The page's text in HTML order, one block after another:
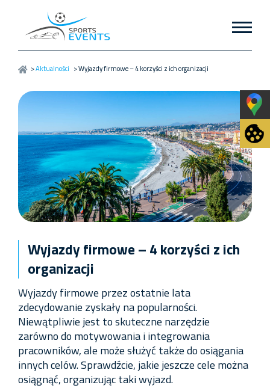
>Aktualności >Wyjazdy firmowe – 4 korzyści z ich organizacji
Wyjazdy firmowe – 4 korzyści z ich
organizacji
Wyjazdy firmowe przez ostatnie lata
zdecydowanie zyskały na popularności.
Niewątpliwie jest to skuteczne narzędzie
zarówno do motywowania i integrowania
pracowników, ale może służyć także do osiągania
innych celów. Sprawdźcie, jakie jeszcze cele można
osiągnąć, organizując taki wyjazd.